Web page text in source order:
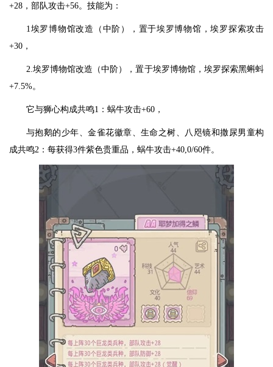
+28，部队攻击+56。技能为：
1埃罗博物馆改造（中阶），置于埃罗博物馆，埃罗探索攻击
+30，
2.埃罗博物馆改造（中阶），置于埃罗博物馆，埃罗探索黑蝌蚪
+7.5%。
它与狮心构成共鸣1：蜗牛攻击+60，
与抱鹅的少年、金雀花徽章、生命之树、八咫镜和撒尿男童构
成共鸣2：每获得3件紫色贵重品，蜗牛攻击+40,0/60件。